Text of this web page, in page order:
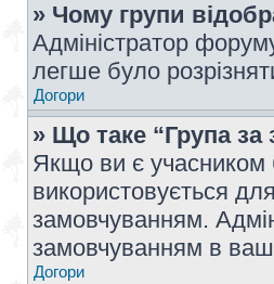
» Чому групи
Адміністратор
легше було
Догори
» Що таке “Група
Якщо ви є учасником
використовується
замовчуванням.
замовчуванням в
Догори